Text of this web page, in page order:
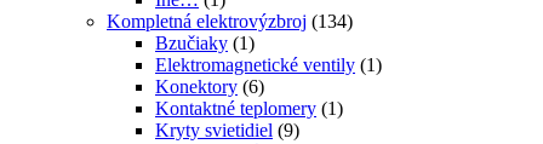
Kompletná elektrovýzbroj (134)
Bzučiaky (1)
Elektromagnetické ventily (1)
Konektory (6)
Kontaktné teplomery (1)
Kryty svietidiel (9)